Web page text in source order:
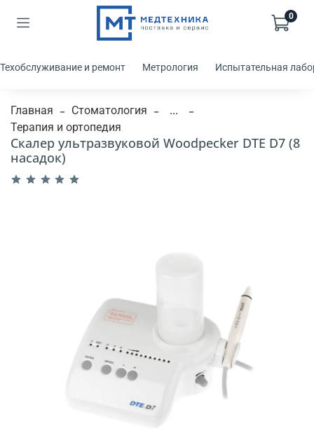
0
Техобслуживание и ремонт Метрология Испытательная
Главная Стоматология
...
Терапия и ортопедия
Скалер ультразвуковой Woodpecker DTE D7 (8
насадок)